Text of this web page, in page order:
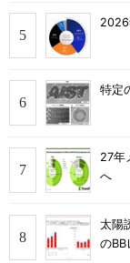
2026
特定
27年
へ
太陽
のBB